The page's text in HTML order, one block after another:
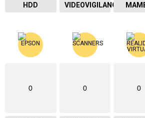
HDD VIDEOVIGILANCIA
0 0 0